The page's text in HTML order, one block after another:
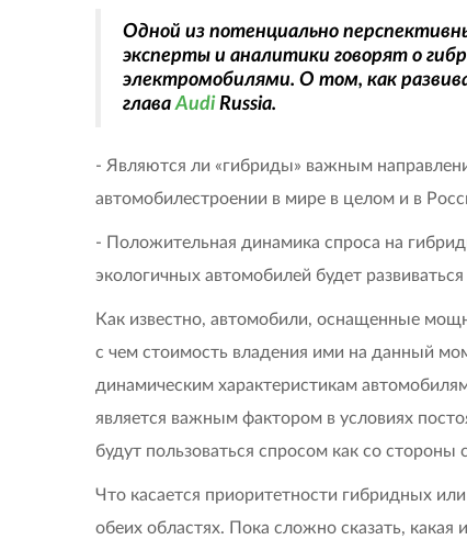
Одной из потенциально
эксперты и аналитики говорят о
электромобилями. О том, как
глава AudiRussia.
- Являются ли «гибриды» важным
автомобилестроении в мире в целом и в
- Положительная динамика спроса на
экологичных автомобилей будет
Как известно, автомобили, оснащенные
с чем стоимость владения ими на данный
динамическим характеристикам
является важным фактором в условиях
будут пользоваться спросом как со
Что касается приоритетности гибридных
обеих областях. Пока сложно сказать,